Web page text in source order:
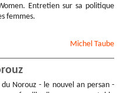
Entretien sur sa politique
femmes.
Michel Taube
Norouz - le nouvel an persan -